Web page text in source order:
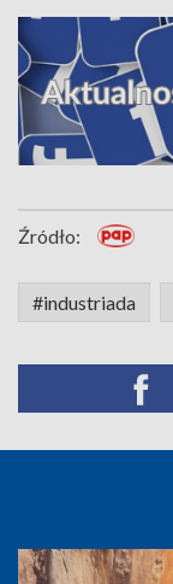
Źródło:
#industriada